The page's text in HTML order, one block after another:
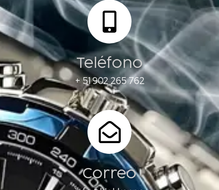
Teléfono
+ 51 902 265 762
Correo